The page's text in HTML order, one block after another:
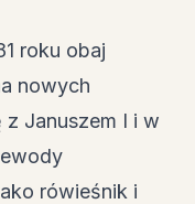
roku obaj
nowych
z Januszem I i w
rówieśnik i